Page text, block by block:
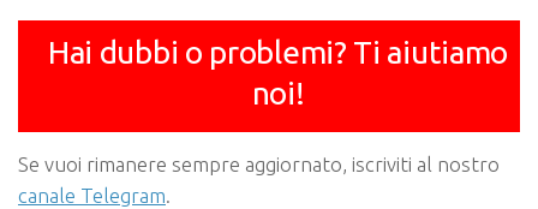
Hai dubbi o problemi? Ti aiutiamo
noi!
Se vuoi rimanere sempre aggiornato, iscriviti al nostro
canale Telegram.